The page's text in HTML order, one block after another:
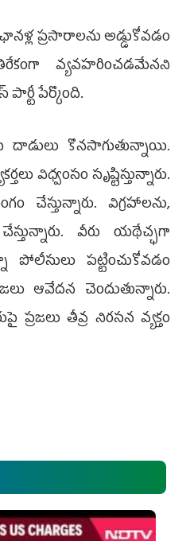
ప్రసారాలను అడ్డుకోవడం
వ్యవహరించడమేనని
పేర్కొంది.
దాడులు కొనసాగుతున్నాయి.
విధ్వంసం సృష్టిస్తున్నారు.
చేస్తున్నారు. విగ్రహాలను,
వీరు యథేచ్ఛగా
పోలీసులు పట్టించుకోవడం
ఆవేదన చెందుతున్నారు.
తీవ్ర నిరసన వ్యక్తం